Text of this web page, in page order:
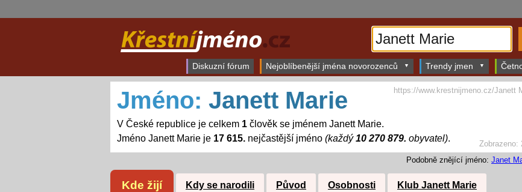
Diskuzní fórum Nejoblíbenější jména novorozenců Trendy jmen
Zobrazeno:
Jméno: Janett Marie
V České republice je celkem 1člověk se jménem Janett Marie.
Jméno Janett Marie je 17 615.nejčastější jméno (každý10 270 879. obyvatel).
https://www.krestnijmeno.cz/Janett
Podobně znějící jméno: Janet
Kde žijí Kdy se narodili Původ Osobnosti Klub Janett Marie